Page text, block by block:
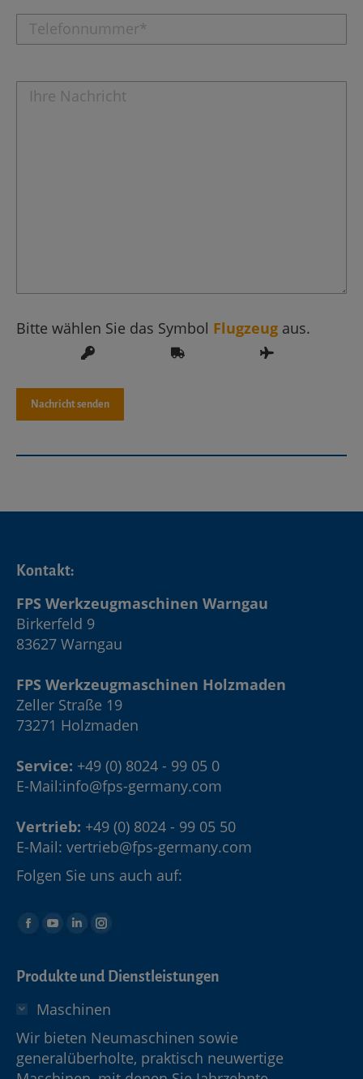
Bitte wählen Sie das Symbol Flugzeug aus.
Kontakt:
FPS Werkzeugmaschinen Warngau
Birkerfeld 9
83627 Warngau
FPS Werkzeugmaschinen Holzmaden
Zeller Straße 19
73271 Holzmaden
Service: +49 (0) 8024 - 99 05 0
E-Mail:info@fps-germany.com
Vertrieb: +49 (0) 8024 - 99 05 50
E-Mail: vertrieb@fps-germany.com
Folgen Sie uns auch auf:
Produkte und Dienstleistungen
Maschinen
Wir bieten Neumaschinen sowie
generalüberholte, praktisch neuwertige